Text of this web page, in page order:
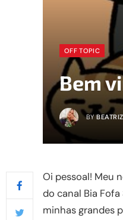
OFF TOPIC
Bem
BY
Oi pessoal! Meu
do canal Bia
minhas grandes